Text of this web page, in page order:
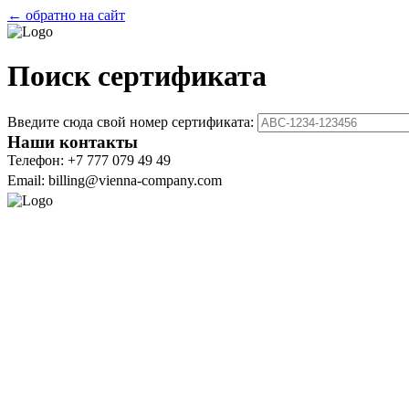
← обратно на сайт
Поиск сертификата
Введите сюда свой номер сертификата:
Наши контакты
Телефон: +7 777 079 49 49
Email: billing@vienna-company.com